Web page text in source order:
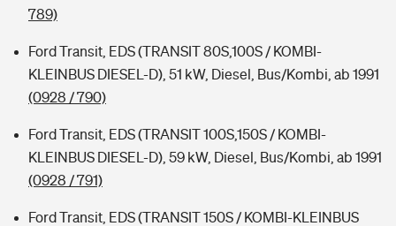
789)
Ford Transit, EDS (TRANSIT 80S,100S / KOMBI-
KLEINBUS DIESEL-D), 51 kW, Diesel, Bus/Kombi, ab 1991
(0928 / 790)
Ford Transit, EDS (TRANSIT 100S,150S / KOMBI-
KLEINBUS DIESEL-D), 59 kW, Diesel, Bus/Kombi, ab 1991
(0928 / 791)
Ford Transit, EDS (TRANSIT 150S / KOMBI-KLEINBUS